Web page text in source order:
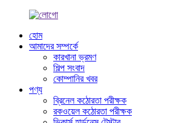
হোম
আমাদের সম্পর্কে
কারখানা ভ্রমণ
শিল্প সংবাদ
কোম্পানির খবর
পণ্য
ব্রিনেল কঠোরতা পরীক্ষক
রকওয়েল কঠোরতা পরীক্ষক